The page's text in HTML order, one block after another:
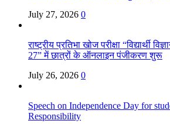
July 27, 2026 0
राष्ट्रीय प्रतिभा खोज परीक्षा “विद्यार्थी
27” में छात्रों के ऑनलाइन पंजीकरण शुरू
July 26, 2026 0
Speech on Independence Day for
Responsibility